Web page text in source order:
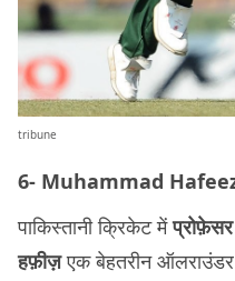
tribune
6- Muhammad
पाकिस्तानी क्रिकेट में
हफ़ीज़एक बेहतरीन